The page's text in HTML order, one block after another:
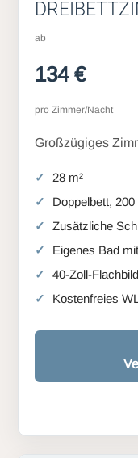
ab
134 €
pro Zimmer/Nacht
Großzügiges
28 m²
Doppelbett,
Zusätzliche
Eigenes Bad
40-Zoll-
Kostenfreies